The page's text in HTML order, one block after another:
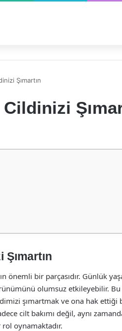
Şımartın
önemli bir parçasıdır. Günlük
olumsuz etkileyebilir.
şımartmak ve ona hak ettiği
cilt bakımı değil, aynı
oynamaktadır.